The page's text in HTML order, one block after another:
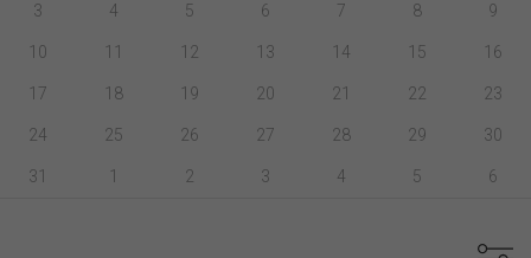
3 4 5 6 7 8 9
10 11 12 13 14 15 16
17 18 19 20 21 22 23
24 25 26 27 28 29 30
31 1 2 3 4 5 6